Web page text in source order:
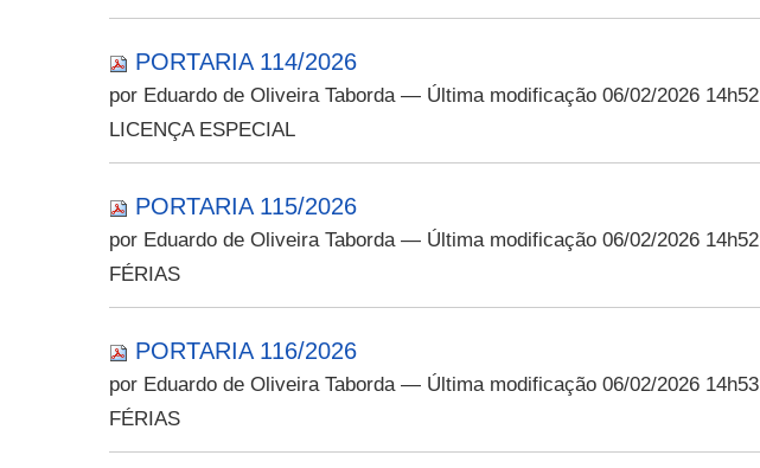
PORTARIA 114/2026
por Eduardo de Oliveira Taborda — Última modificação 06/02/2026 14h52
LICENÇA ESPECIAL
PORTARIA 115/2026
por Eduardo de Oliveira Taborda — Última modificação 06/02/2026 14h52
FÉRIAS
PORTARIA 116/2026
por Eduardo de Oliveira Taborda — Última modificação 06/02/2026 14h53
FÉRIAS